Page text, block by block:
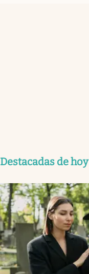
Destacadas de hoy